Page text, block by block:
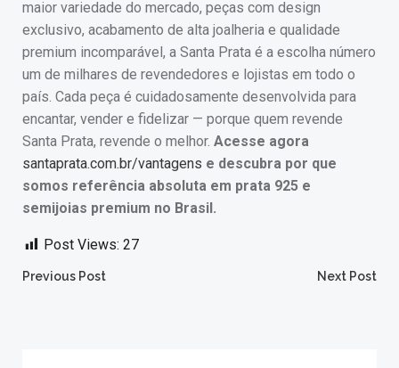
maior variedade do mercado, peças com design
exclusivo, acabamento de alta joalheria e qualidade
premium incomparável, a Santa Prata é a escolha número
um de milhares de revendedores e lojistas em todo o
país. Cada peça é cuidadosamente desenvolvida para
encantar, vender e fidelizar — porque quem revende
Santa Prata, revende o melhor. Acesse agora
santaprata.com.br/vantagens e descubra por que
somos referência absoluta em prata 925 e
semijoias premium no Brasil.
Post Views: 27
Post
Previous Post Next Post